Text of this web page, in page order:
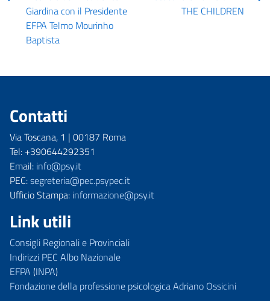
Giardina con il Presidente
EFPA Telmo Mourinho
Baptista
THE CHILDREN
Contatti
Via Toscana, 1 | 00187 Roma
Tel: +390644292351
Email: info@psy.it
PEC:segreteria@pec.psypec.it
Ufficio Stampa: informazione@psy.it
Link utili
Consigli Regionali e Provinciali
Indirizzi PEC Albo Nazionale
EFPA (INPA)
Fondazione della professione psicologica Adriano Ossicini